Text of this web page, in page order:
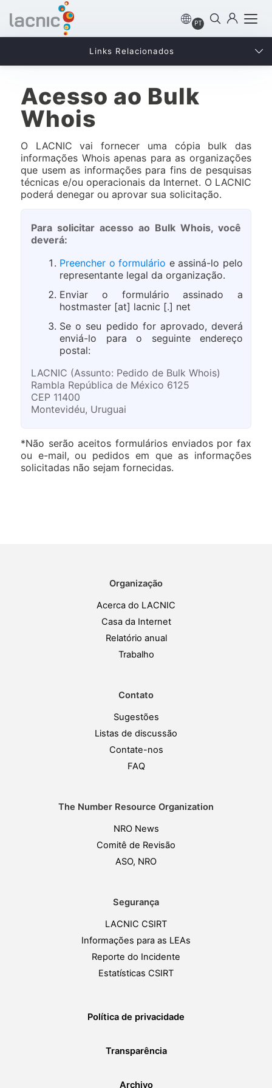
PT
Acesso ao Bulk
Whois
O LACNIC vai fornecer uma cópia bulk das
informações Whois apenas para as organizações
que usem as informações para fins de pesquisas
técnicas e/ou operacionais da Internet. O LACNIC
poderá denegar ou aprovar sua solicitação.
Para solicitar acesso ao Bulk Whois, você
deverá:
Preencher o formulário e assiná-lo pelo
representante legal da organização.
Enviar o formulário assinado a
hostmaster [at] lacnic [.] net
Se o seu pedido for aprovado, deverá
enviá-lo para o seguinte endereço
postal:
LACNIC (Assunto: Pedido de Bulk Whois)
Rambla República de México 6125
CEP 11400
Montevidéu, Uruguai
*Não serão aceitos formulários enviados por fax
ou e-mail, ou pedidos em que as informações
solicitadas não sejam fornecidas.
Links Relacionados
Organização
Acerca do LACNIC
Casa da Internet
Relatório anual
Trabalho
Contato
Sugestões
Listas de discussão
Contate-nos
FAQ
The Number Resource Organization
NRO News
Comitê de Revisão
ASO, NRO
Segurança
LACNIC CSIRT
Informações para as LEAs
Reporte do Incidente
Estatísticas CSIRT
Política de privacidade
Transparência
Archivo